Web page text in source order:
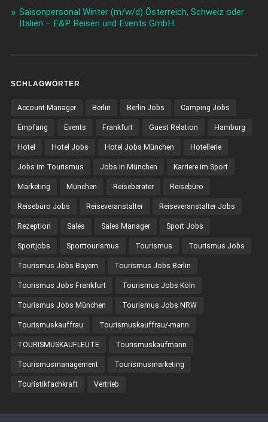
Saisonpersonal Winter (m/w/d) Österreich, Schweiz oder
Italien – E&P Reisen und Events GmbH
SCHLAGWÖRTER
Account Manager Berlin Berlin Jobs Camping Jobs
Empfang Events Frankfurt Guest Relation Hamburg
Hotel Hotel Jobs Hotel Jobs München Hotellerie
Jobs im Tourismus Jobs in München Karriere im Sport
Marketing München Reiseberater Reisebüro
Reisebüro Jobs Reiseveranstalter Reiseveranstalter Jobs
Rezeption Sales Sales Manager Sport Jobs
Sportjobs Sporttourismus Tourismus Tourismus Jobs
Tourismus Jobs Bayern Tourismus Jobs Berlin
Tourismus Jobs Frankfurt Tourismus Jobs Köln
Tourismus Jobs München Tourismus Jobs NRW
Tourismuskauffrau Tourismuskauffrau/-mann
TOURISMUSKAUFLEUTE Tourismuskaufmann
Tourismusmanagement Tourismusmarketing
Touristikfachkraft Vertrieb